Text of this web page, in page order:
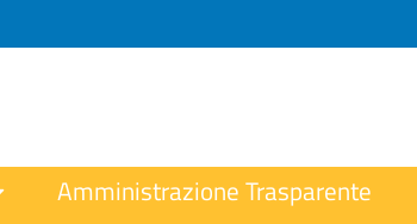
Amministrazione Trasparente